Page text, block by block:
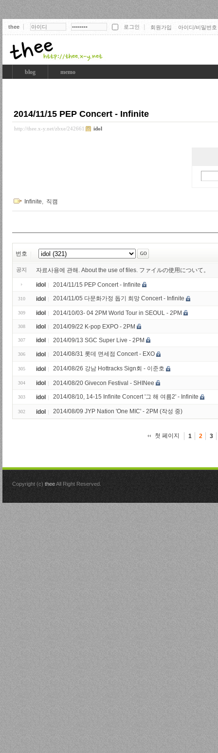
thee 회원가입 아이디/비밀번
blog memo
2014/11/15 PEP Concert - Infinite
http://thee.x-y.net/zbxe/242661 idol
Infinite, 직캠
번호
공지 자료사용에 관해. About the use of files. ファイルの使用について。
idol 2014/11/15 PEP Concert - Infinite
310 idol 2014/11/05 다문화가정 돕기 희망 Concert - Infinite
309 idol 2014/10/03- 04 2PM World Tour in SEOUL - 2PM
308 idol 2014/09/22 K-pop EXPO - 2PM
307 idol 2014/09/13 SGC Super Live - 2PM
306 idol 2014/08/31 롯데 면세점 Concert - EXO
305 idol 2014/08/26 강남 Hottracks Sign회 - 이준호
304 idol 2014/08/20 Givecon Festival - SHINee
303 idol 2014/08/10, 14-15 Infinite Concert '그 해 여름2' - Infinite
302 idol 2014/08/09 JYP Nation 'One MIC' - 2PM (작성 중)
첫 페이지 1 2 3
Copyright (c) theeAll Right Reserved.